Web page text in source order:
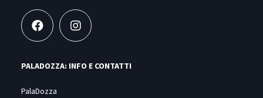
PALADOZZA: INFO E CONTATTI
PalaDozza